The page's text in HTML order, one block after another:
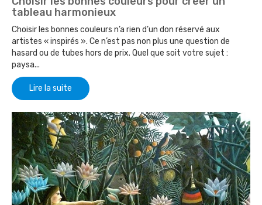
tableau harmonieux
Choisir les bonnes couleurs n’a rien d’un don réservé aux
artistes « inspirés ». Ce n’est pas non plus une question de
hasard ou de tubes hors de prix. Quel que soit votre sujet :
paysa...
Lire la suite